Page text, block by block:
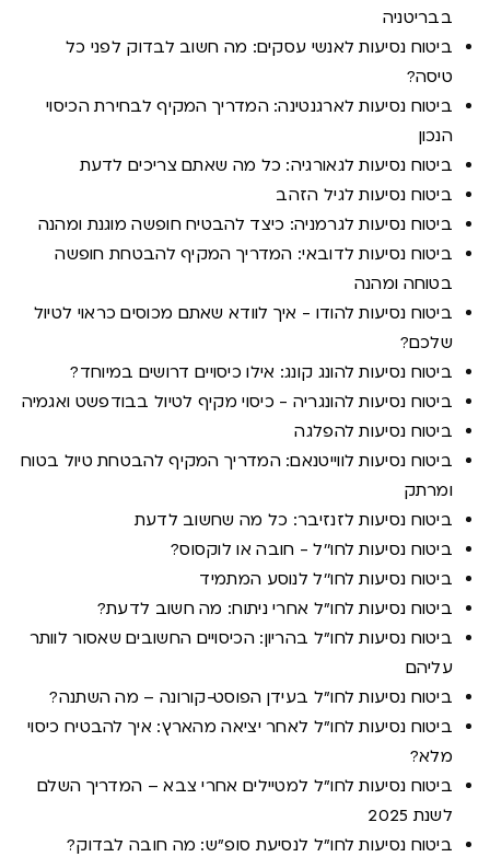
בבריטניה
ביטוח נסיעות לאנשי עסקים: מה חשוב לבדוק לפני כל
טיסה?
ביטוח נסיעות לארגנטינה: המדריך המקיף לבחירת הכיסוי
הנכון
ביטוח נסיעות לגאורגיה: כל מה שאתם צריכים לדעת
ביטוח נסיעות לגיל הזהב
ביטוח נסיעות לגרמניה: כיצד להבטיח חופשה מוגנת ומהנה
ביטוח נסיעות לדובאי: המדריך המקיף להבטחת חופשה
בטוחה ומהנה
ביטוח נסיעות להודו - איך לוודא שאתם מכוסים כראוי לטיול
שלכם?
ביטוח נסיעות להונג קונג: אילו כיסויים דרושים במיוחד?
ביטוח נסיעות להונגריה - כיסוי מקיף לטיול בבודפשט ואגמיה
ביטוח נסיעות להפלגה
ביטוח נסיעות לווייטנאם: המדריך המקיף להבטחת טיול בטוח
ומרתק
ביטוח נסיעות לזנזיבר: כל מה שחשוב לדעת
ביטוח נסיעות לחו''ל - חובה או לוקסוס?
ביטוח נסיעות לחו''ל לנוסע המתמיד
ביטוח נסיעות לחו"ל אחרי ניתוח: מה חשוב לדעת?
ביטוח נסיעות לחו"ל בהריון: הכיסויים החשובים שאסור לוותר
עליהם
ביטוח נסיעות לחו"ל בעידן הפוסט-קורונה – מה השתנה?
ביטוח נסיעות לחו"ל לאחר יציאה מהארץ: איך להבטיח כיסוי
מלא?
ביטוח נסיעות לחו"ל למטיילים אחרי צבא – המדריך השלם
לשנת 2025
ביטוח נסיעות לחו"ל לנסיעת סופ"ש: מה חובה לבדוק?